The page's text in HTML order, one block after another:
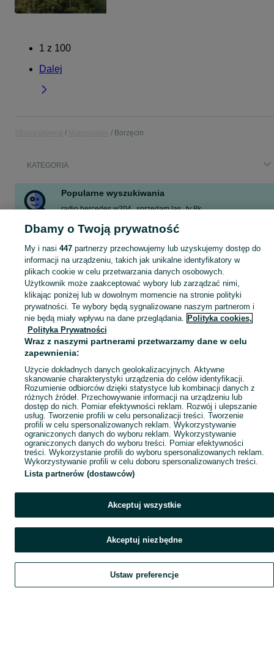
1 z 100
Dalej
Borzęcin
KATEGORIA
Popularne wyszukiwania
radio bercedes w204 sprzedam las tv 8k
samsung neo qled 8k
samsung 8k
kostka brukowa
Zobacz Więcej
Skorzystaj z największego serwisu ogłoszeniowego - Borzęcin i okolice! Kupuj to, czego pragniesz i sprzedawaj to, czego już nie potrzebujesz! Zobacz
Mapa kategorii
Mapa miejscowości
Mapa ministron
Szukaj Obserwujesz Dodaj Czat Konto
Dbamy o Twoją prywatność
My i nasi 447partnerzy przechowujemy lub uzyskujemy dostęp do
informacji na urządzeniu, takich jak unikalne identyfikatory w
plikach cookie w celu przetwarzania danych osobowych.
Użytkownik może zaakceptować wybory lub zarządzać nimi,
klikając poniżej lub w dowolnym momencie na stronie polityki
prywatności. Te wybory będą sygnalizowane naszym partnerom i
nie będą miały wpływu na dane przeglądania. Polityka cookies,
Polityka Prywatności
Wraz z naszymi partnerami przetwarzamy dane w celu
zapewnienia:
Użycie dokładnych danych geolokalizacyjnych. Aktywne
skanowanie charakterystyki urządzenia do celów identyfikacji.
Rozumienie odbiorców dzięki statystyce lub kombinacji danych z
różnych źródeł. Przechowywanie informacji na urządzeniu lub
dostęp do nich. Pomiar efektywności reklam. Rozwój i ulepszanie
usług. Tworzenie profili w celu personalizacji treści. Tworzenie
profili w celu spersonalizowanych reklam. Wykorzystywanie
ograniczonych danych do wyboru reklam. Wykorzystywanie
ograniczonych danych do wyboru treści. Pomiar efektywności
treści. Wykorzystanie profili do wyboru spersonalizowanych reklam.
Wykorzystywanie profili w celu doboru spersonalizowanych treści.
Lista partnerów (dostawców)
Akceptuj wszystkie
Akceptuj niezbędne
Ustaw preferencje